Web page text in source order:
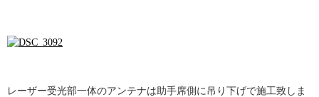
レーザー受光部一体のアンテナは助手席側に吊り下げで施工致しま